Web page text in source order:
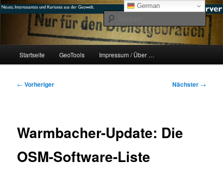
Zum
primären
#geoObserver
mikeE's GeoBlog
Startseite GeoTools Impressum / Über …
Beitragsnavigation
← Vorheriger Nächster →
Warmbacher-Update: Die
OSM-Software-Liste
German